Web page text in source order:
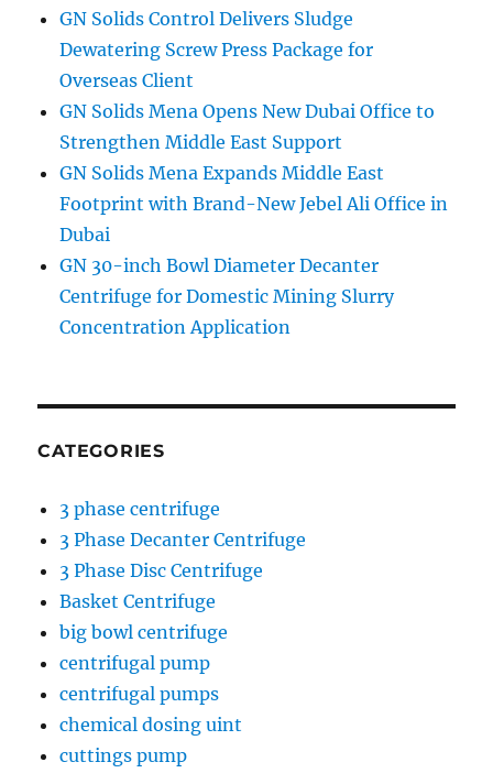
GN Solids Control Delivers Sludge
Dewatering Screw Press Package for
Overseas Client
GN Solids Mena Opens New Dubai Office to
Strengthen Middle East Support
GN Solids Mena Expands Middle East
Footprint with Brand-New Jebel Ali Office in
Dubai
GN 30-inch Bowl Diameter Decanter
Centrifuge for Domestic Mining Slurry
Concentration Application
CATEGORIES
3 phase centrifuge
3 Phase Decanter Centrifuge
3 Phase Disc Centrifuge
Basket Centrifuge
big bowl centrifuge
centrifugal pump
centrifugal pumps
chemical dosing uint
cuttings pump